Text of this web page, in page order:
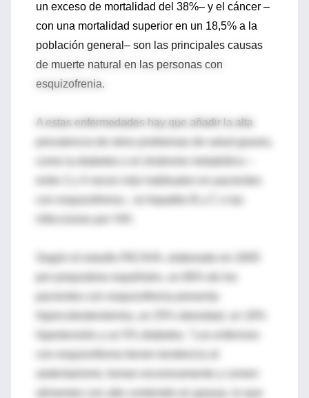
un exceso de mortalidad del 38%– y el cáncer –
con una mortalidad superior en un 18,5% a la
población general– son las principales causas
de muerte natural en las personas con
esquizofrenia.
A estas enfermedades hay que añadir la alta
con esquizofrenia–, la hepatitis B y C o las
Según el estudio RICAVA, elaborado en 2005
por psiquiatras españoles, un 66% de los
pacientes con esquizofrenia presenta
con esquizofrenia tienen tendencia al